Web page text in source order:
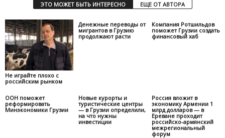
ЭТО МОЖЕТ БЫТЬ ИНТЕРЕСНО ЕЩЕ ОТ АВТОРА
Не играйте плохо с
российским рынком
Денежные переводы от
мигрантов в Грузию
продолжают расти
Компания Ротшильдов
поможет Грузии создать
финансовый хаб
ООН поможет
реформировать
Минэкономики Грузии
Новые курорты и
туристические центры
— в Грузии определили,
на что нужны
инвестиции
Россия вложит в
экономику Армении 1
млрд долларов — в
Ереване проходит
российско-армянский
межрегиональный
форум